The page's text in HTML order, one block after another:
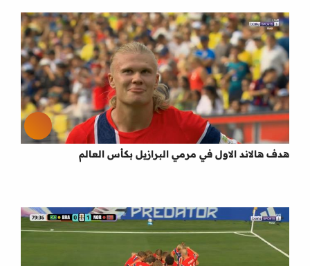
هدف هالاند الاول في مرمي البرازيل بكأس العالم